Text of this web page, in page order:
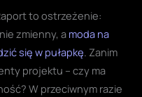
to ostrzeżenie:
zmienny, amoda na
się w pułapkę. Zanim
projektu – czy ma
W przeciwnym razie